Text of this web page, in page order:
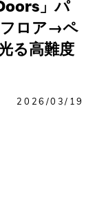
」パ
フロア→ペ
る高難度
2026/03/19